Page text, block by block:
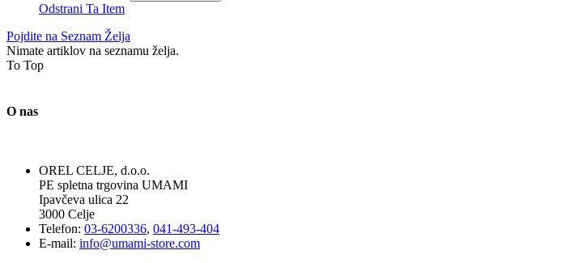
Odstrani Ta Item
Pojdite na Seznam Želja
Nimate artiklov na seznamu želja.
To Top
O nas
OREL CELJE, d.o.o.
PE spletna trgovina UMAMI
Ipavčeva ulica 22
3000 Celje
Telefon: 03-6200336, 041-493-404
E-mail: info@umami-store.com